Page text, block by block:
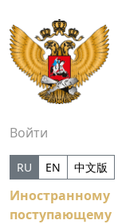
Войти
Иностранному
поступающему
RU EN 中文版